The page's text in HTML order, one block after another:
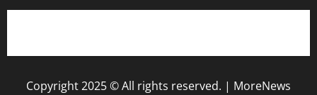
Copyright 2025 © All rights reserved. | MoreNews